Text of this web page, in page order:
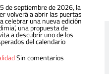
de septiembre de 2026, la
volverá a abrir las puertas
celebrar una nueva edición
una propuesta de
a descubrir uno de los
del calendario
Sin comentarios